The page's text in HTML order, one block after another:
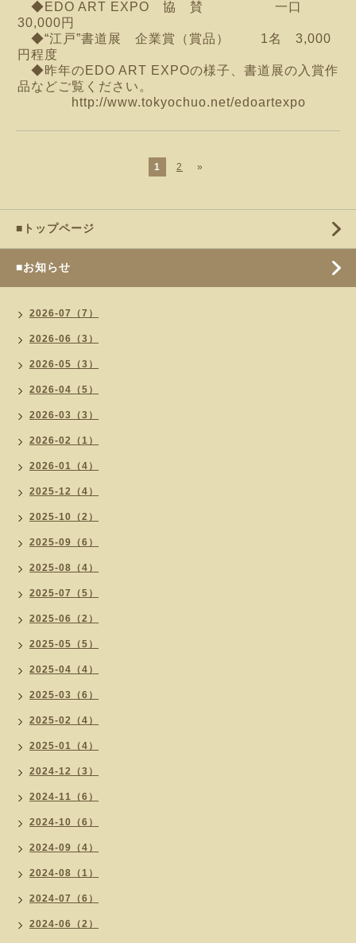
◆EDO ART EXPO 協 賛 一口
30,000円
◆“江戸”書道展 企業賞（賞品） 1名 3,000
円程度
◆昨年のEDO ART EXPOの様子、書道展の入賞作
品などご覧ください。
http://www.tokyochuo.net/edoartexpo
1 2 »
■トップページ
■お知らせ
2026-07（7）
2026-06（3）
2026-05（3）
2026-04（5）
2026-03（3）
2026-02（1）
2026-01（4）
2025-12（4）
2025-10（2）
2025-09（6）
2025-08（4）
2025-07（5）
2025-06（2）
2025-05（5）
2025-04（4）
2025-03（6）
2025-02（4）
2025-01（4）
2024-12（3）
2024-11（6）
2024-10（6）
2024-09（4）
2024-08（1）
2024-07（6）
2024-06（2）